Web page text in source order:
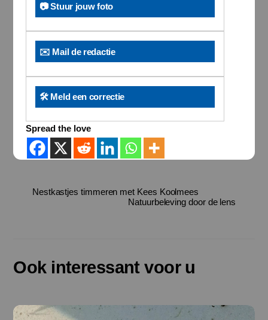
📷 Stuur jouw foto
✉️ Mail de redactie
🛠️ Meld een correctie
Spread the love
Nestkastjes timmeren met Kees Koolmees
Natuurbeleving door de lens
Ook interessant voor u